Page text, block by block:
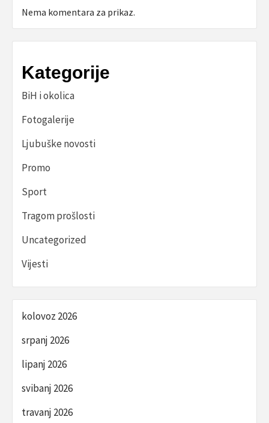
Nema komentara za prikaz.
Kategorije
BiH i okolica
Fotogalerije
Ljubuške novosti
Promo
Sport
Tragom prošlosti
Uncategorized
Vijesti
kolovoz 2026
srpanj 2026
lipanj 2026
svibanj 2026
travanj 2026